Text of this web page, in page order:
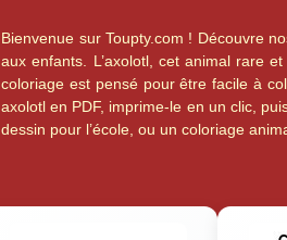
Bienvenue sur Toupty.com ! Découvre
aux enfants. L’axolotl, cet animal rare
coloriage est pensé pour être facile à
axolotl en PDF, imprime-le en un clic,
dessin pour l’école, ou un coloriage